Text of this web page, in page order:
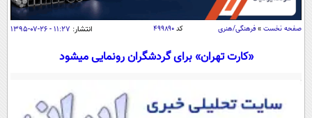
اقتصاد
اقتصادی
جامعه
حوادث
بین الملل
صفحه نخست » فرهنگی/هنری کد ۴۹۹۸۹۰ انتشار: ۱۱:۲۷ - ۲۶-۰۷-۱۳۹۵
«کارت تهران» برای گردشگران رونمایی می‎شود